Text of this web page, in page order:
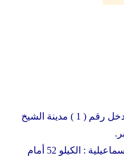
فرع هايبر وان الشيخ زايد : مدخل رقم ( 1 ) مدينة الشيخ
فرع هايبر وان طريق مصرالاسماعيلية : الكيلو 52 أمام